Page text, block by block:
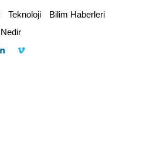
Teknoloji
Bilim Haberleri
Nedir